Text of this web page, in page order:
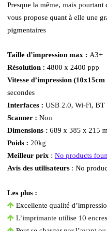
Presque la même, mais
vous propose quant à elle une
pigmentaires
Taille d’impression max : A3+
Résolution : 4800 x 2400 ppp
Vitesse d’impression
secondes
Interfaces : USB 2.0, Wi-Fi, BT
Scanner : Non
Dimensions : 689 x 385 x 215
Poids : 20kg
Meilleur prix : No products
Avis des utilisateurs : No
Les plus :
Excellente qualité
L’imprimante utilise 10